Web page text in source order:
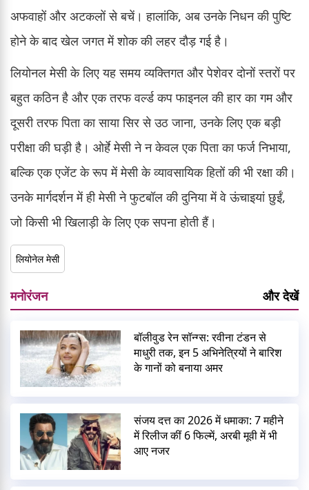
अफवाहों और अटकलों से बचें। हालांकि, अब उनके निधन की पुष्टि
होने के बाद खेल जगत में शोक की लहर दौड़ गई है।
लियोनल मेसी के लिए यह समय व्यक्तिगत और पेशेवर दोनों स्तरों पर
बहुत कठिन है और एक तरफ वर्ल्ड कप फाइनल की हार का गम और
दूसरी तरफ पिता का साया सिर से उठ जाना, उनके लिए एक बड़ी
परीक्षा की घड़ी है। ओर्हे मेसी ने न केवल एक पिता का फर्ज निभाया,
बल्कि एक एजेंट के रूप में मेसी के व्यावसायिक हितों की भी रक्षा की।
उनके मार्गदर्शन में ही मेसी ने फुटबॉल की दुनिया में वे ऊंचाइयां छुईं,
जो किसी भी खिलाड़ी के लिए एक सपना होती हैं।
लियोनेल मेसी
मनोरंजन और देखें
बॉलीवुड रेन सॉन्ग्स: रवीना टंडन से
माधुरी तक, इन 5 अभिनेत्रियों ने बारिश
के गानों को बनाया अमर
संजय दत्त का 2026 में धमाका: 7 महीने
में रिलीज कीं 6 फिल्में, अरबी मूवी में भी
आए नजर